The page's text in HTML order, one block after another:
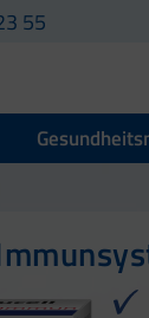
55
Haare